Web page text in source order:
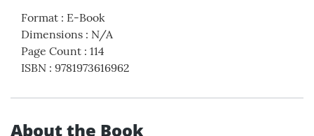
Format : E-Book
Dimensions : N/A
Page Count : 114
ISBN : 9781973616962
About the Book